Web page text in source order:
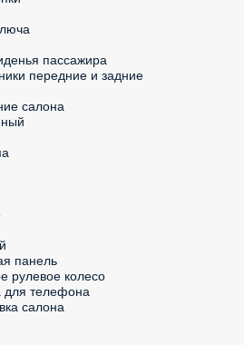
пассажира
передние и задние
салона
панель
рулевое колесо
для телефона
салона